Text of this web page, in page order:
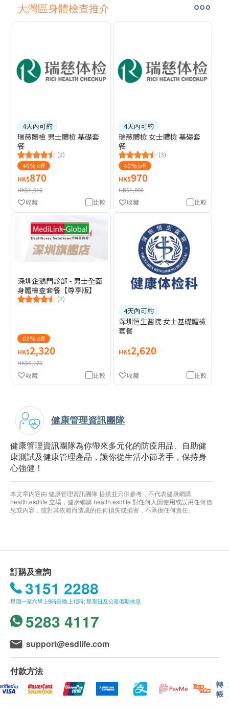
大灣區身體檢查推介
4天內可約
瑞慈體檢 男士體檢 基礎套
餐
(2)
46% off
HK$870
HK$1,610
比較
收藏
4天內可約
瑞慈體檢 女士體檢 基礎套
餐
(3)
46% off
HK$970
HK$1,800
比較
收藏
深圳企鵝門診部 - 男士全面
身體檢查套餐【尊享版】
(2)
62% off
HK$2,320
HK$6,170
比較
收藏
4天內可約
深圳恒生醫院 女士基礎體檢
套餐
HK$2,620
比較
收藏
健康管理資訊團隊
健康管理資訊團隊為你帶來多元化的防疫用品、自助健
康測試及健康管理產品，讓你從生活小節著手，保持身
心強健！
本文章內容由 健康管理資訊團隊 提供並只供參考，不代表健康網購
health.esdlife 立場，健康網購 health.esdlife 對任何人因使用或誤用任何信
息或內容，或對其依賴而造成的任何損失或損害，不承擔任何責任。
訂購及查詢
3151 2288
星期一至六早上9時至晚上12時; 星期日及公眾假期休息
5283 4117
support@esdlife.com
付款方法
轉
帳